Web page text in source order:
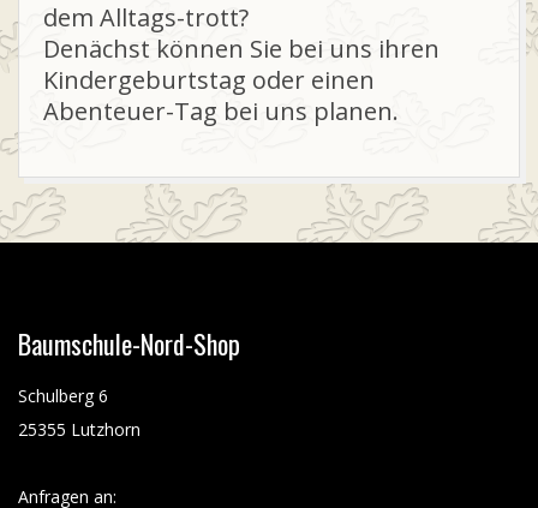
L
E
-
N
O
R
D
dem Alltags-trott?
Denächst können Sie bei uns ihren
Kindergeburtstag oder einen
Abenteuer-Tag bei uns planen.
2026-
02-
Baumschule-Nord-Shop
Schulberg 6
25355 Lutzhorn
Anfragen an: